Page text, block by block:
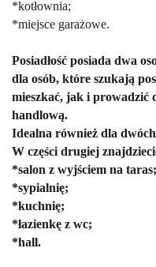
*kotłownia;
*miejsce garażowe.
Posiadłość posiada dwa
dla osób, które szukają
mieszkać, jak i prowadzić
handlową.
Idealna również dla
W części drugiej
*salon z wyjściem na taras;
*sypialnię;
*kuchnię;
*łazienkę z wc;
*hall.